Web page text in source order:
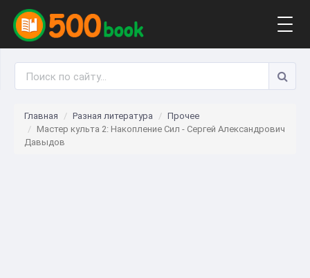
Главная Разная литература
Прочее
Мастер культа 2: Накопление Сил - Сергей Александрович
Давыдов